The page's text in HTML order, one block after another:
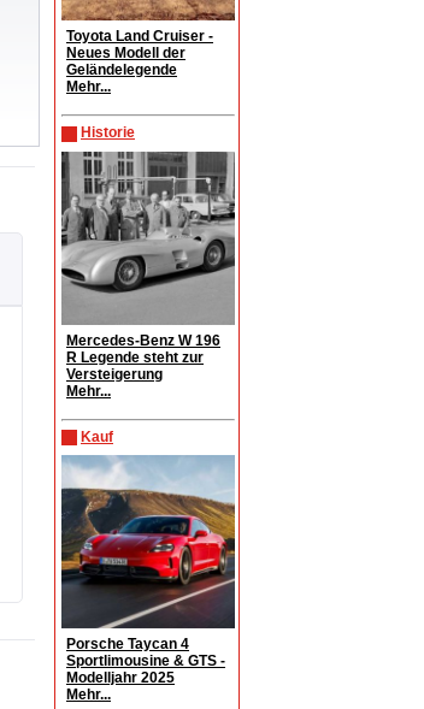
Toyota Land Cruiser -
Neues Modell der
Geländelegende
Mehr...
Historie
Mercedes-Benz W 196
R Legende steht zur
Versteigerung
Mehr...
Kauf
Porsche Taycan 4
Sportlimousine & GTS -
Modelljahr 2025
Mehr...